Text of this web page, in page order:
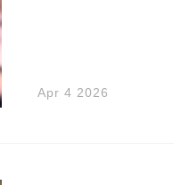
Apr 4 2026